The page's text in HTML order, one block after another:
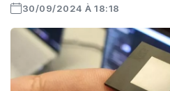
30/09/2024 À 18:18